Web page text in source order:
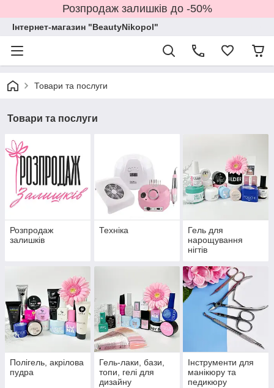
Розпродаж залишків до -50%
Інтернет-магазин "BeautyNikopol"
Товари та послуги
Товари та послуги
Розпродаж
залишків
Техніка
Гель для
нарощування
нігтів
Полігель, акрілова
пудра
Гель-лаки, бази,
топи, гелі для
дизайну
Інструменти для
манікюру та
педикюру